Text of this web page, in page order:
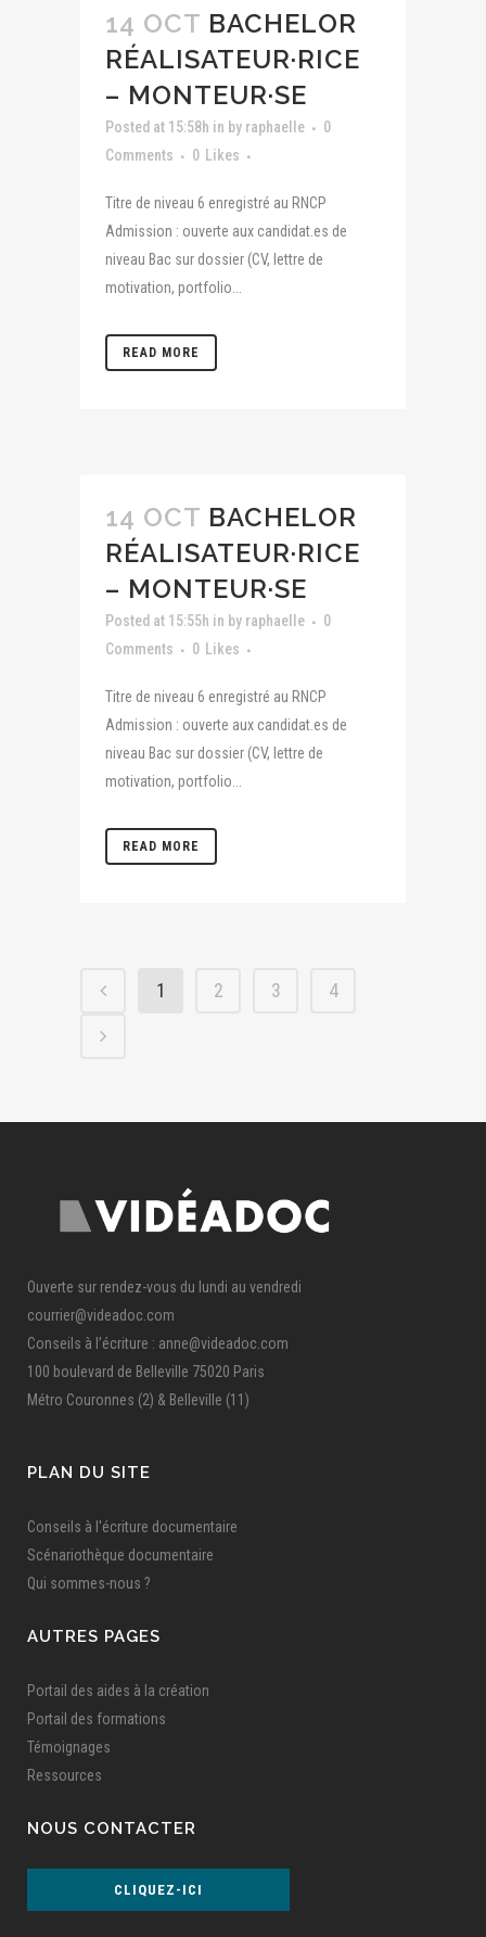
14 OCT BACHELOR
RÉALISATEUR·RICE
– MONTEUR·SE
Posted at 15:58h in by raphaelle
0
Comments
0 Likes
Titre de niveau 6 enregistré au RNCP
Admission : ouverte aux candidat.es de
niveau Bac sur dossier (CV, lettre de
motivation, portfolio...
READ MORE
14 OCT BACHELOR
RÉALISATEUR·RICE
– MONTEUR·SE
Posted at 15:55h in by raphaelle
0
Comments
0 Likes
Titre de niveau 6 enregistré au RNCP
Admission : ouverte aux candidat.es de
niveau Bac sur dossier (CV, lettre de
motivation, portfolio...
READ MORE
1 2 3 4
Ouverte sur rendez-vous du lundi au vendredi
courrier@videadoc.com
Conseils à l’écriture : anne@videadoc.com
100 boulevard de Belleville 75020 Paris
Métro Couronnes (2) & Belleville (11)
PLAN DU SITE
Conseils à l'écriture documentaire
Scénariothèque documentaire
Qui sommes-nous ?
AUTRES PAGES
Portail des aides à la création
Portail des formations
Témoignages
Ressources
NOUS CONTACTER
CLIQUEZ-ICI